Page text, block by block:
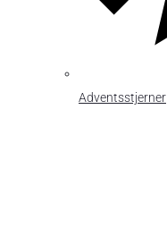
Adventsstjerner